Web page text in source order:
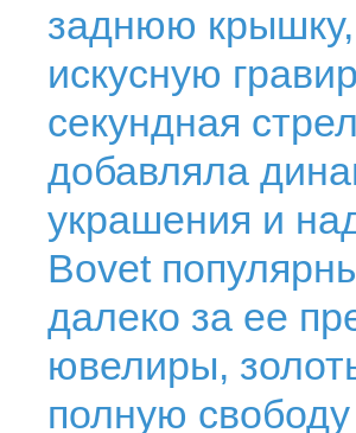
заднюю
искусную
секундная
добавляла
украшения и
Bovet
далеко за ее
ювелиры,
полную